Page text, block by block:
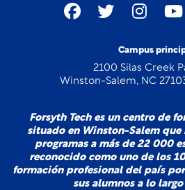
Campus
2100 Silas Creek
Winston-Salem, NC
Forsyth Tech es un centro de
situado en Winston-Salem
programas a más de 22 000
reconocido como uno de los
formación profesional del país
sus alumnos a lo